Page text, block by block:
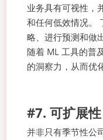
业务具有可视性，
和任何低效情况。
略、进行预测和做
随着 ML 工具的普
的洞察力，从而优
#7. 可扩展性
并非只有季节性公